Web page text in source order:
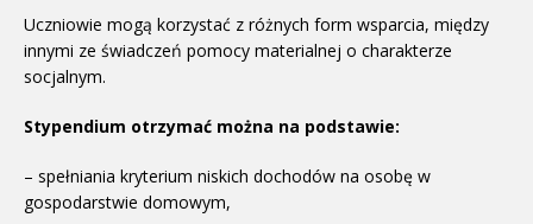
Uczniowie mogą korzystać z różnych form wsparcia, między
innymi ze świadczeń pomocy materialnej o charakterze
socjalnym.
Stypendium otrzymać można na podstawie:
– spełniania kryterium niskich dochodów na osobę w
gospodarstwie domowym,